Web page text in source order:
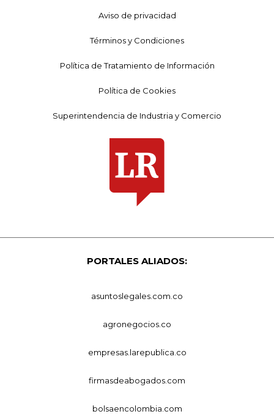
Aviso de privacidad
Términos y Condiciones
Política de Tratamiento de Información
Política de Cookies
Superintendencia de Industria y Comercio
PORTALES ALIADOS:
asuntoslegales.com.co
agronegocios.co
empresas.larepublica.co
firmasdeabogados.com
bolsaencolombia.com